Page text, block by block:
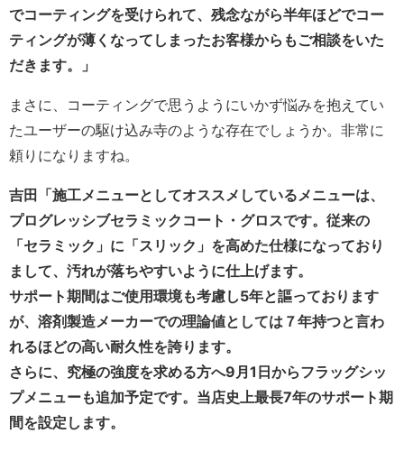
でコーティングを受けられて、残念ながら半年ほどでコー
ティングが薄くなってしまったお客様からもご相談をいた
だきます。」
まさに、コーティングで思うようにいかず悩みを抱えてい
たユーザーの駆け込み寺のような存在でしょうか。非常に
頼りになりますね。
吉田「施工メニューとしてオススメしているメニューは、
プログレッシブセラミックコート・グロスです。従来の
「セラミック」に「スリック」を高めた仕様になっており
まして、汚れが落ちやすいように仕上げます。
サポート期間はご使用環境も考慮し5年と謳っております
が、溶剤製造メーカーでの理論値としては７年持つと言わ
れるほどの高い耐久性を誇ります。
さらに、究極の強度を求める方へ9月1日からフラッグシッ
プメニューも追加予定です。当店史上最長7年のサポート期
間を設定します。